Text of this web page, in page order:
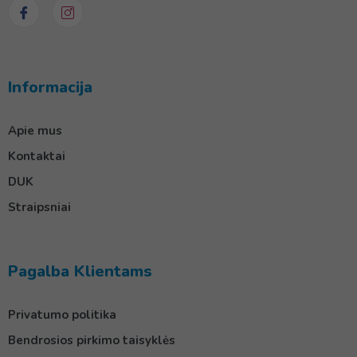
Informacija
Apie mus
Kontaktai
DUK
Straipsniai
Pagalba Klientams
Privatumo politika
Bendrosios pirkimo taisyklės